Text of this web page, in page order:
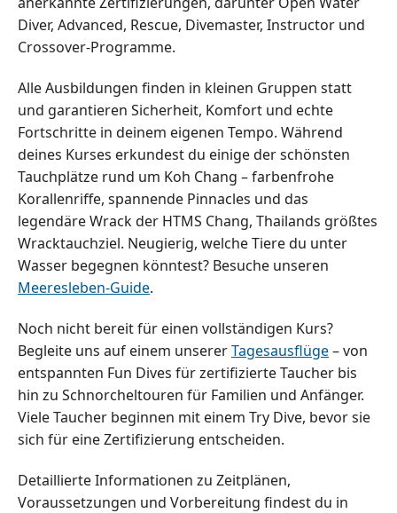
Diver, Advanced, Rescue, Divemaster, Instructor und
Crossover-Programme.
Alle Ausbildungen finden in kleinen Gruppen statt
und garantieren Sicherheit, Komfort und echte
Fortschritte in deinem eigenen Tempo. Während
deines Kurses erkundest du einige der schönsten
Tauchplätze rund um Koh Chang – farbenfrohe
Korallenriffe, spannende Pinnacles und das
legendäre Wrack der HTMS Chang, Thailands größtes
Wracktauchziel. Neugierig, welche Tiere du unter
Wasser begegnen könntest? Besuche unseren
Meeresleben-Guide.
Noch nicht bereit für einen vollständigen Kurs?
Begleite uns auf einem unsererTagesausflüge– von
entspannten Fun Dives für zertifizierte Taucher bis
hin zu Schnorcheltouren für Familien und Anfänger.
Viele Taucher beginnen mit einem Try Dive, bevor sie
sich für eine Zertifizierung entscheiden.
Detaillierte Informationen zu Zeitplänen,
Voraussetzungen und Vorbereitung findest du in